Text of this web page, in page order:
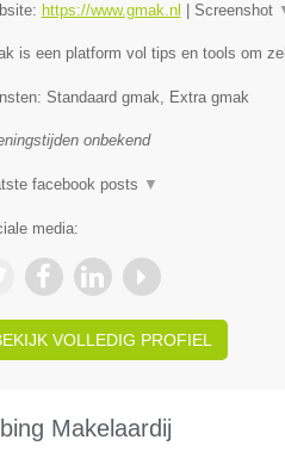
https://www.gmak.nl Screenshot
is een platform vol tips en tools om
Standaard gmak, Extra gmak
onbekend
facebook posts ▼
media:
VOLLEDIG PROFIEL
Makelaardij